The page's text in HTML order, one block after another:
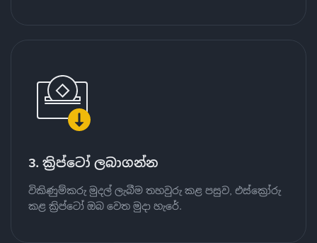
3. ක්‍රිප්ටෝ ලබාගන්න
විකිණුම්කරු මුදල් ලැබීම තහවුරු කළ පසුව, එස්ක්‍රෝරු
කළ ක්‍රිප්ටෝ ඔබ වෙත මුදා හැරේ.